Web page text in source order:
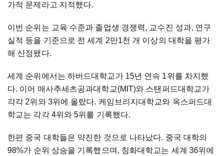
가적 문제라고 지적했다.
이번 순위는 교육 수준과 졸업생 경쟁력, 교수진 성과, 연구
실적 등을 기준으로 전 세계 2만1천 개 이상의 대학을 평가
해 산정됐다.
세계 순위에서는 하버드대학교가 15년 연속 1위를 차지했
다. 이어 매사추세츠공과대학교(MIT)와 스탠퍼드대학교가
각각 2위와 3위에 올랐다. 케임브리지대학교와 옥스퍼드대
학교는 각각 4위와 5위를 기록했다.
한편 중국 대학들은 약진한 것으로 나타났다. 중국 대학의
98%가 순위 상승을 기록했으며, 칭화대학교는 세계 36위에